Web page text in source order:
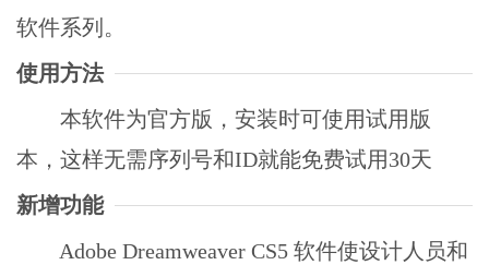
软件系列。
使用方法
本软件为官方版，安装时可使用试用版
本，这样无需序列号和ID就能免费试用30天
新增功能
Adobe Dreamweaver CS5 软件使设计人员和